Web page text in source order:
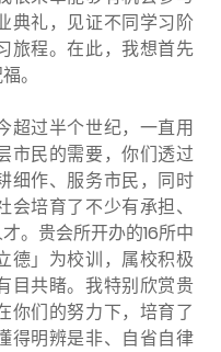
典礼，见证不同学习阶
旅程。在此，我想首先
。
超过半个世纪，一直用
市民的需要，你们透过
细作、服务市民，同时
培育了不少有承担、
。贵会所开办的16所中
德」为校训，属校积极
目共睹。我特别欣赏贵
你们的努力下，培育了
得明辨是非、自省自律